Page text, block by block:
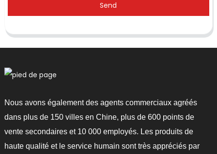
Send
Nous avons également des agents commerciaux agréés
dans plus de 150 villes en Chine, plus de 600 points de
vente secondaires et 10 000 employés. Les produits de
haute qualité et le service humain sont très appréciés par